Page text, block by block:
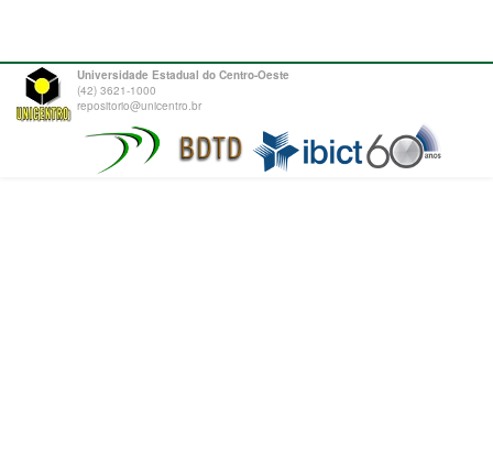
Universidade Estadual do Centro-Oeste
(42) 3621-1000
repositorio@unicentro.br